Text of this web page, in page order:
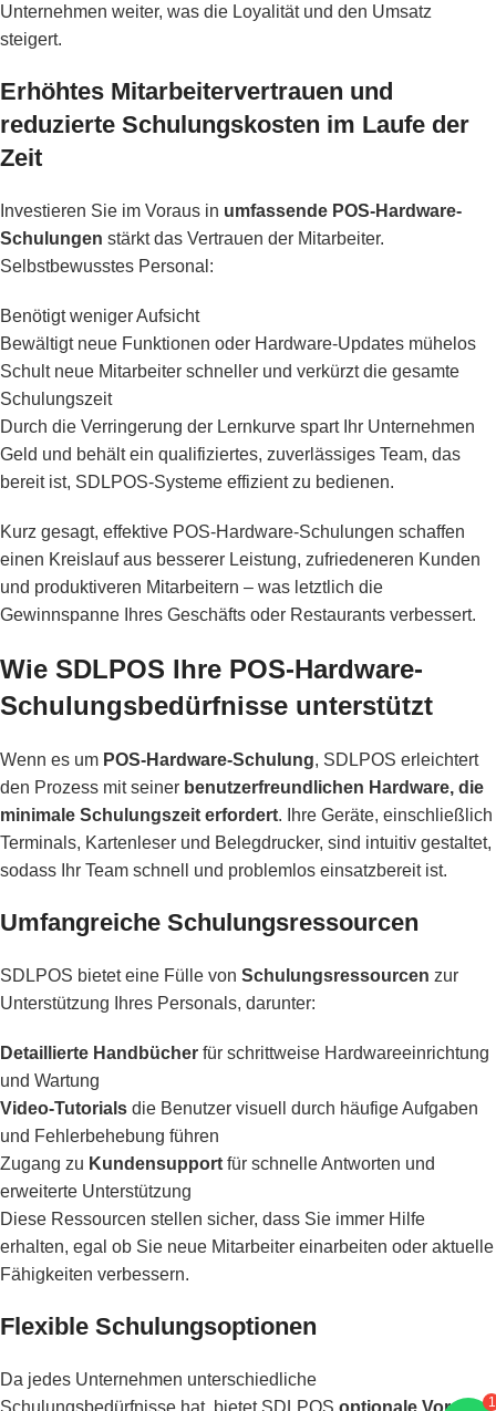
Unternehmen weiter, was die Loyalität und den Umsatz
steigert.
Erhöhtes Mitarbeitervertrauen und
reduzierte Schulungskosten im Laufe der
Zeit
Investieren Sie im Voraus in umfassende POS-Hardware-
Schulungen stärkt das Vertrauen der Mitarbeiter.
Selbstbewusstes Personal:
Benötigt weniger Aufsicht
Bewältigt neue Funktionen oder Hardware-Updates mühelos
Schult neue Mitarbeiter schneller und verkürzt die gesamte
Schulungszeit
Durch die Verringerung der Lernkurve spart Ihr Unternehmen
Geld und behält ein qualifiziertes, zuverlässiges Team, das
bereit ist, SDLPOS-Systeme effizient zu bedienen.
Kurz gesagt, effektive POS-Hardware-Schulungen schaffen
einen Kreislauf aus besserer Leistung, zufriedeneren Kunden
und produktiveren Mitarbeitern – was letztlich die
Gewinnspanne Ihres Geschäfts oder Restaurants verbessert.
Wie SDLPOS Ihre POS-Hardware-
Schulungsbedürfnisse unterstützt
Wenn es um POS-Hardware-Schulung, SDLPOS erleichtert
den Prozess mit seiner benutzerfreundlichen Hardware, die
minimale Schulungszeit erfordert. Ihre Geräte, einschließlich
Terminals, Kartenleser und Belegdrucker, sind intuitiv gestaltet,
sodass Ihr Team schnell und problemlos einsatzbereit ist.
Umfangreiche Schulungsressourcen
SDLPOS bietet eine Fülle von Schulungsressourcen zur
Unterstützung Ihres Personals, darunter:
Detaillierte Handbücher für schrittweise Hardwareeinrichtung
und Wartung
Video-Tutorials die Benutzer visuell durch häufige Aufgaben
und Fehlerbehebung führen
Zugang zu Kundensupport für schnelle Antworten und
erweiterte Unterstützung
Diese Ressourcen stellen sicher, dass Sie immer Hilfe
erhalten, egal ob Sie neue Mitarbeiter einarbeiten oder aktuelle
Fähigkeiten verbessern.
Flexible Schulungsoptionen
Da jedes Unternehmen unterschiedliche
Schulungsbedürfnisse hat, bietet SDLPOS optionale Vor-Ort-